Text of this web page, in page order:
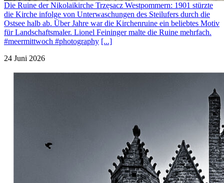
Die Ruine der Nikolaikirche Trzęsacz Westpommern: 1901 stürzte
die Kirche infolge von Unterwaschungen des Steilufers durch die
Ostsee halb ab. Über Jahre war die Kirchenruine ein beliebtes Motiv
für Landschaftsmaler. Lionel Feininger malte die Ruine mehrfach.
#meermittwoch #photography [...]
24 Juni 2026